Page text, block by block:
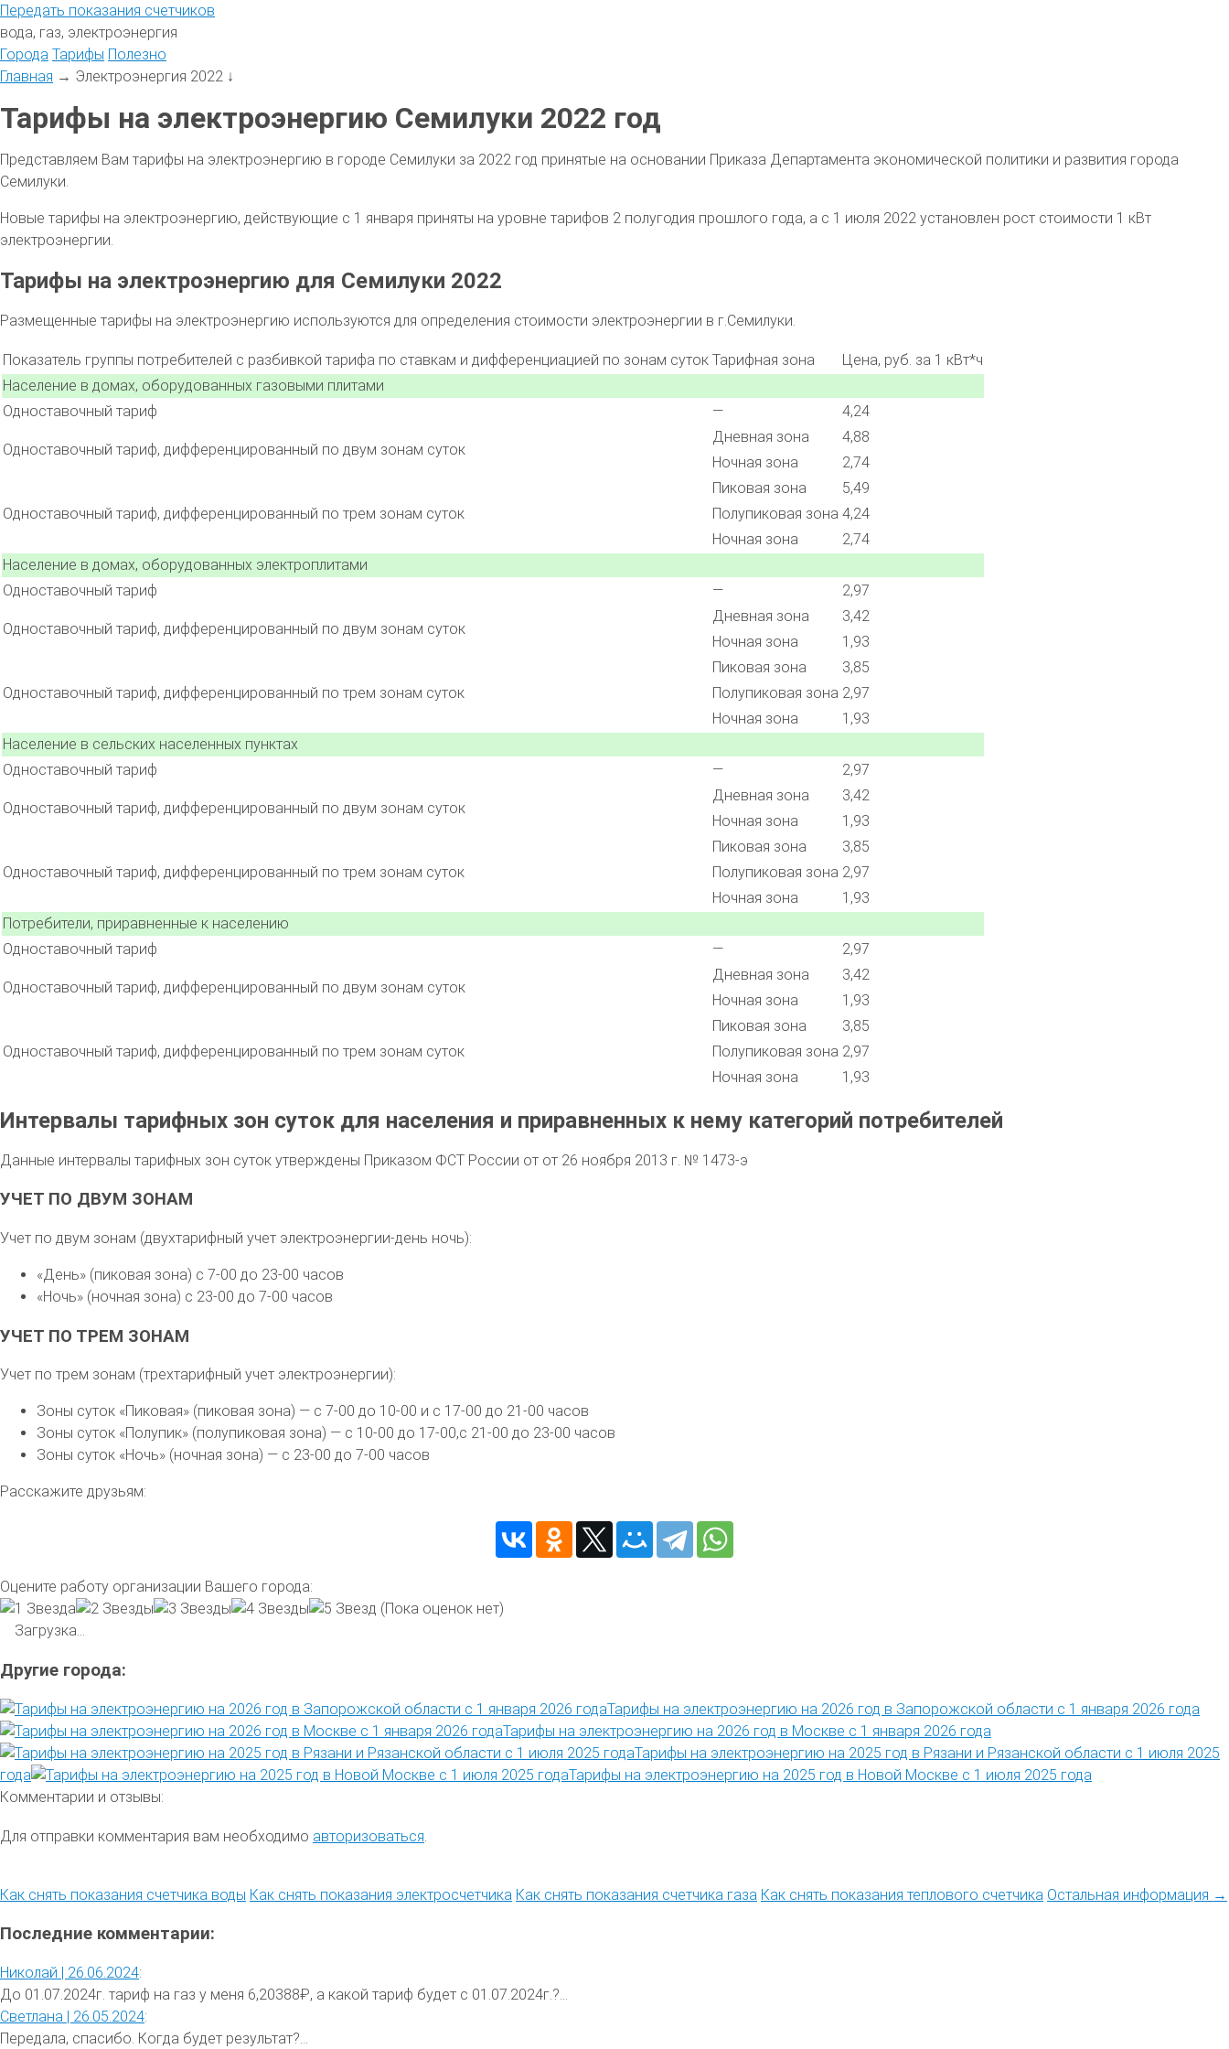
Передать показания счетчиков
вода, газ, электроэнергия
Города Тарифы Полезно
Главная → Электроэнергия 2022 ↓
Тарифы на электроэнергию Семилуки 2022 год
Представляем Вам тарифы на электроэнергию в городе Семилуки за 2022 год принятые на основании Приказа Департамента экономической политики и развития города
Семилуки.
Новые тарифы на электроэнергию, действующие с 1 января приняты на уровне тарифов 2 полугодия прошлого года, а с 1 июля 2022 установлен рост стоимости 1 кВт
электроэнергии.
Тарифы на электроэнергию для Семилуки 2022
Размещенные тарифы на электроэнергию используются для определения стоимости электроэнергии в г.Семилуки.
Показатель группы потребителей с разбивкой тарифа по ставкам и дифференциацией по зонам суток Тарифная зона
Цена, руб. за 1 кВт*ч
Население в домах, оборудованных газовыми плитами
Одноставочный тариф
— 4,24
Одноставочный тариф, дифференцированный по двум зонам суток
Дневная зона
4,88
Ночная зона
2,74
Одноставочный тариф, дифференцированный по трем зонам суток
Пиковая зона
5,49
Полупиковая зона 4,24
Ночная зона
2,74
Население в домах, оборудованных электроплитами
Одноставочный тариф
— 2,97
Одноставочный тариф, дифференцированный по двум зонам суток
Дневная зона
3,42
Ночная зона
1,93
Одноставочный тариф, дифференцированный по трем зонам суток
Пиковая зона
3,85
Полупиковая зона 2,97
Ночная зона
1,93
Население в сельских населенных пунктах
Одноставочный тариф
— 2,97
Одноставочный тариф, дифференцированный по двум зонам суток
Дневная зона
3,42
Ночная зона
1,93
Одноставочный тариф, дифференцированный по трем зонам суток
Пиковая зона
3,85
Полупиковая зона 2,97
Ночная зона
1,93
Потребители, приравненные к населению
Одноставочный тариф
— 2,97
Одноставочный тариф, дифференцированный по двум зонам суток
Дневная зона
3,42
Ночная зона
1,93
Одноставочный тариф, дифференцированный по трем зонам суток
Пиковая зона
3,85
Полупиковая зона 2,97
Ночная зона
1,93
Интервалы тарифных зон суток для населения и приравненных к нему категорий потребителей
Данные интервалы тарифных зон суток утверждены Приказом ФСТ России от от 26 ноября 2013 г. № 1473-э
УЧЕТ ПО ДВУМ ЗОНАМ
Учет по двум зонам (двухтарифный учет электроэнергии-день ночь):
«День» (пиковая зона) с 7-00 до 23-00 часов
«Ночь» (ночная зона) с 23-00 до 7-00 часов
УЧЕТ ПО ТРЕМ ЗОНАМ
Учет по трем зонам (трехтарифный учет электроэнергии):
Зоны суток «Пиковая» (пиковая зона) — с 7-00 до 10-00 и с 17-00 до 21-00 часов
Зоны суток «Полупик» (полупиковая зона) — с 10-00 до 17-00,с 21-00 до 23-00 часов
Зоны суток «Ночь» (ночная зона) — с 23-00 до 7-00 часов
Расскажите друзьям:
Оцените работу организации Вашего города:
(Пока оценок нет)
Загрузка...
Другие города:
Тарифы на электроэнергию на 2026 год в Запорожской области с 1 января 2026 года
Тарифы на электроэнергию на 2026 год в Москве с 1 января 2026 года
Тарифы на электроэнергию на 2025 год в Рязани и Рязанской области с 1 июля 2025
года
Тарифы на электроэнергию на 2025 год в Новой Москве с 1 июля 2025 года
Комментарии и отзывы:
Для отправки комментария вам необходимо авторизоваться
Как снять показания счетчика воды Как снять показания электросчетчика Как снять показания счетчика газа Как снять показания теплового счетчика Остальная информация →
Последние комментарии:
Николай | 26.06.2024:
До 01.07.2024г. тариф на газ у меня 6,20388₽, а какой тариф будет с 01.07.2024г.?...
Светлана | 26.05.2024:
Передала, спасибо. Когда будет результат?...